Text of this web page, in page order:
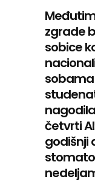
zgrade
sobice
četvrti
godišnji